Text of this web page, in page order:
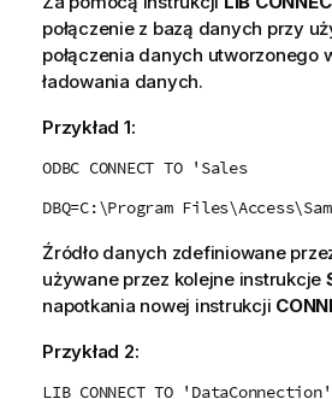
połączenie z bazą danych przy
połączenia danych utworzonego
ładowania danych.
Przykład 1:
ODBC CONNECT TO 'Sales
DBQ=C:\Program
Źródło danych zdefiniowane
używane przez kolejne instrukcje
napotkania nowej instrukcji
Przykład 2:
LIB CONNECT TO